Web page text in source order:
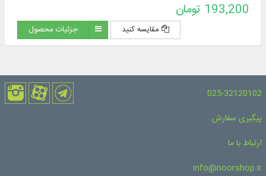
193,200 تومان
مقایسه کنید جزئیات محصول
025-32120102
پیگیری سفارش
ارتباط با ما
info@noorshop.ir